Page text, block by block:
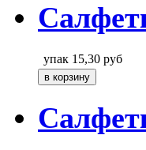
упак 15,30 руб